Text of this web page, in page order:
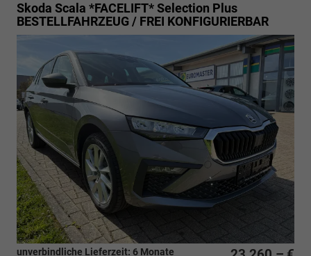
Skoda Scala *FACELIFT*Selection Plus
BESTELLFAHRZEUG / FREI KONFIGURIERBAR
unverbindliche Lieferzeit: 6 Monate